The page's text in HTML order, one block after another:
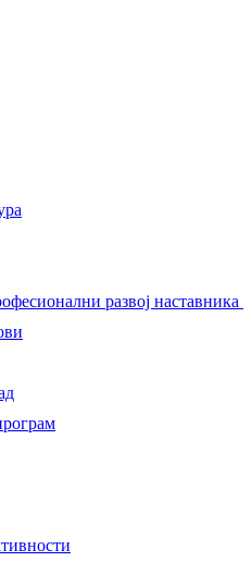
развој наставника